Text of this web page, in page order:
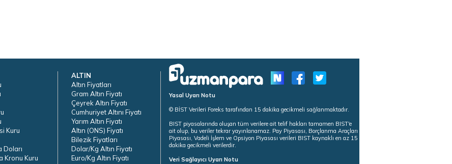
Kuru
Doları
Kronu Kuru
ALTIN
Altın Fiyatları
Gram Altın Fiyatı
Çeyrek Altın Fiyatı
Cumhuriyet Altını Fiyatı
Yarım Altın Fiyatı
Altın (ONS) Fiyatı
Bilezik Fiyatları
Dolar/Kg Altın Fiyatı
Euro/Kg Altın Fiyatı
Yasal Uyarı Notu
© BİST Verileri Foreks tarafından 15 dakika gecikmeli sağlanmaktadır.
BIST piyasalarında oluşan tüm verilere ait telif hakları tamamen BIST'e
ait olup, bu veriler tekrar yayınlanamaz. Pay Piyasası, Borçlanma Araçları
Piyasası, Vadeli İşlem ve Opsiyon Piyasası verileri BIST kaynaklı en az 15
dakika gecikmeli verilerdir.
Veri Sağlayıcı Uyarı Notu